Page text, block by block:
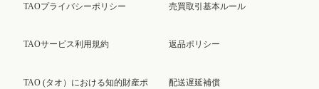
TAOプライバシーポリシー
TAOサービス利用規約
TAO (タオ）における知的財産ポ
売買取引基本ルール
返品ポリシー
配送遅延補償